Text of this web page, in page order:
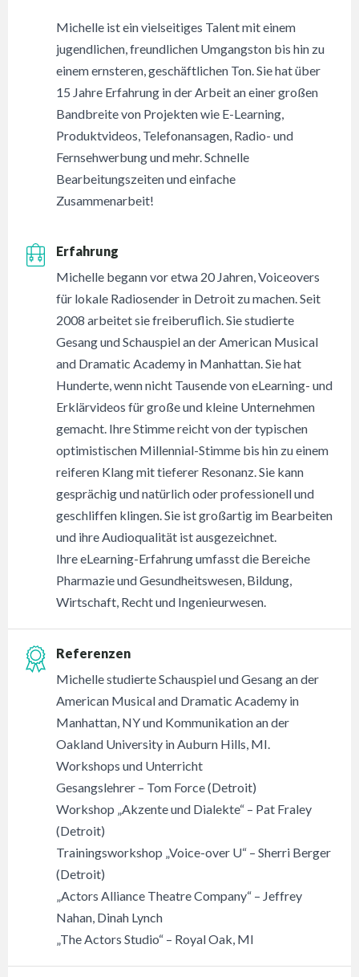
Michelle ist ein vielseitiges Talent mit einem
jugendlichen, freundlichen Umgangston bis hin zu
einem ernsteren, geschäftlichen Ton. Sie hat über
15 Jahre Erfahrung in der Arbeit an einer großen
Bandbreite von Projekten wie E-Learning,
Produktvideos, Telefonansagen, Radio- und
Fernsehwerbung und mehr. Schnelle
Bearbeitungszeiten und einfache
Zusammenarbeit!
Erfahrung
Michelle begann vor etwa 20 Jahren, Voiceovers
für lokale Radiosender in Detroit zu machen. Seit
2008 arbeitet sie freiberuflich. Sie studierte
Gesang und Schauspiel an der American Musical
and Dramatic Academy in Manhattan. Sie hat
Hunderte, wenn nicht Tausende von eLearning- und
Erklärvideos für große und kleine Unternehmen
gemacht. Ihre Stimme reicht von der typischen
optimistischen Millennial-Stimme bis hin zu einem
reiferen Klang mit tieferer Resonanz. Sie kann
gesprächig und natürlich oder professionell und
geschliffen klingen. Sie ist großartig im Bearbeiten
und ihre Audioqualität ist ausgezeichnet.
Ihre eLearning-Erfahrung umfasst die Bereiche
Pharmazie und Gesundheitswesen, Bildung,
Wirtschaft, Recht und Ingenieurwesen.
Referenzen
Michelle studierte Schauspiel und Gesang an der
American Musical and Dramatic Academy in
Manhattan, NY und Kommunikation an der
Oakland University in Auburn Hills, MI.
Workshops und Unterricht
Gesangslehrer – Tom Force (Detroit)
Workshop „Akzente und Dialekte“ – Pat Fraley
(Detroit)
Trainingsworkshop „Voice-over U“ – Sherri Berger
(Detroit)
„Actors Alliance Theatre Company“ – Jeffrey
Nahan, Dinah Lynch
„The Actors Studio“ – Royal Oak, MI